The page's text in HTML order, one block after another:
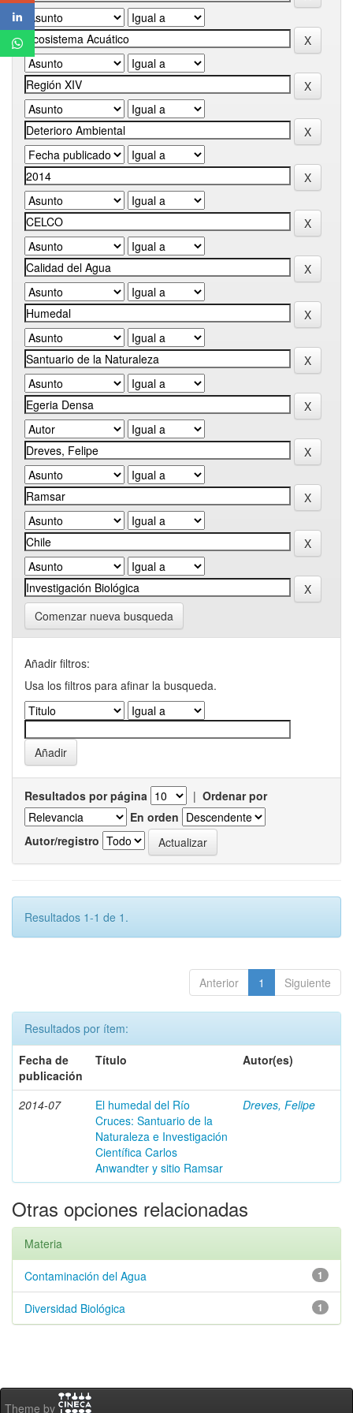
Comenzar nueva busqueda
Añadir filtros:
Usa los filtros para afinar la busqueda.
Resultados por página | Ordenar por
En orden
Autor/registro
Resultados 1-1 de 1.
Anterior 1 Siguiente
Resultados por ítem:
Fecha de
publicación
Título Autor(es)
2014-07
El humedal del Río
Cruces: Santuario de la
Naturaleza e Investigación
Científica Carlos
Anwandter y sitio Ramsar
Dreves, Felipe
Otras opciones relacionadas
Materia
1
Contaminación del Agua
1
Diversidad Biológica
Theme by